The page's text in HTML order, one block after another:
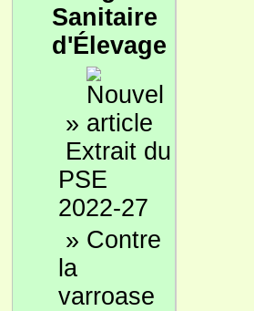
Sanitaire
d'Élevage
»
Extrait du
PSE
2022-27
» Contre
la
varroase